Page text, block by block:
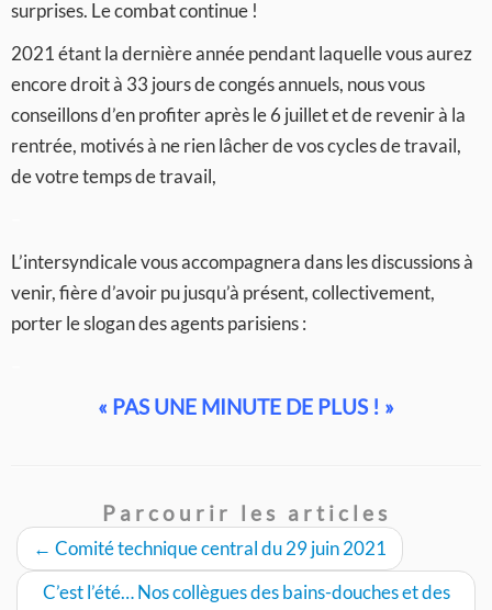
surprises. Le combat continue !
2021 étant la dernière année pendant laquelle vous aurez
encore droit à 33 jours de congés annuels, nous vous
conseillons d’en profiter après le 6 juillet et de revenir à la
rentrée, motivés à ne rien lâcher de vos cycles de travail,
de votre temps de travail,
L’intersyndicale vous accompagnera dans les discussions à
venir, fière d’avoir pu jusqu’à présent, collectivement,
porter le slogan des agents parisiens :
« PAS UNE MINUTE DE PLUS ! »
Parcourir les articles
← Comité technique central du 29 juin 2021
C’est l’été… Nos collègues des bains-douches et des